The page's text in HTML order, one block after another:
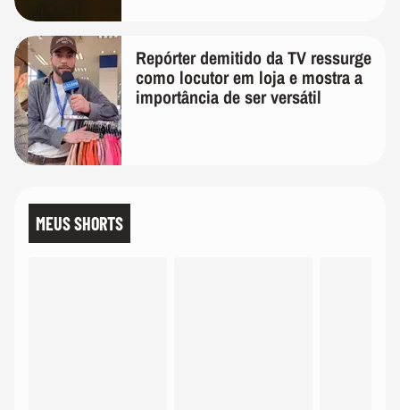
Repórter demitido da TV ressurge
como locutor em loja e mostra a
importância de ser versátil
MEUS SHORTS